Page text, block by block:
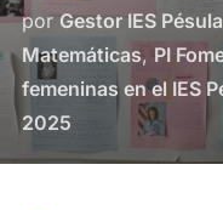
por Gestor IES Pésula
Matemáticas, PI
femeninas en el IES
2025